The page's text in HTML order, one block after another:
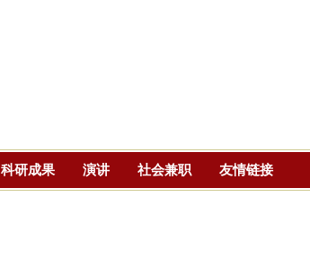
主
要
科研成果 演讲 社会兼职 友情链接